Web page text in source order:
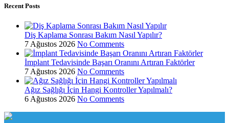
Recent Posts
Diş Kaplama Sonrası Bakım Nasıl Yapılır?
7 Ağustos 2026 No Comments
İmplant Tedavisinde Başarı Oranını Artıran Faktörler
7 Ağustos 2026 No Comments
Ağız Sağlığı İçin Hangi Kontroller Yapılmalı?
6 Ağustos 2026 No Comments